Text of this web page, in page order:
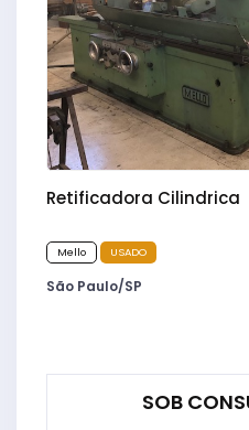
Retificadora Cilindrica
Mello USADO
São Paulo/SP
SOB